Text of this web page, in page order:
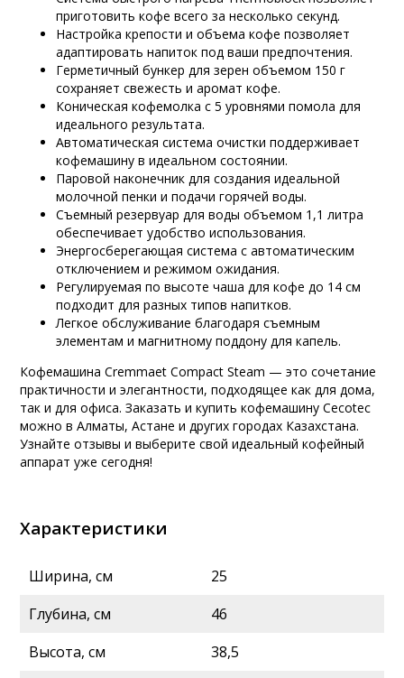
приготовить кофе всего за несколько секунд.
Настройка крепости и объема кофе позволяет
адаптировать напиток под ваши предпочтения.
Герметичный бункер для зерен объемом 150 г
сохраняет свежесть и аромат кофе.
Коническая кофемолка с 5 уровнями помола для
идеального результата.
Автоматическая система очистки поддерживает
кофемашину в идеальном состоянии.
Паровой наконечник для создания идеальной
молочной пенки и подачи горячей воды.
Съемный резервуар для воды объемом 1,1 литра
обеспечивает удобство использования.
Энергосберегающая система с автоматическим
отключением и режимом ожидания.
Регулируемая по высоте чаша для кофе до 14 см
подходит для разных типов напитков.
Легкое обслуживание благодаря съемным
элементам и магнитному поддону для капель.
Кофемашина Cremmaet Compact Steam — это сочетание
практичности и элегантности, подходящее как для дома,
так и для офиса. Заказать и купить кофемашину Cecotec
можно в Алматы, Астане и других городах Казахстана.
Узнайте отзывы и выберите свой идеальный кофейный
аппарат уже сегодня!
Характеристики
Ширина, см
25
Глубина, см
46
Высота, см
38,5